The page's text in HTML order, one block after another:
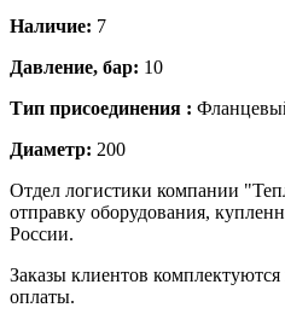
Наличие: 7
Давление, бар: 10
Тип присоединения :
Диаметр: 200
Отдел логистики компании
отправку оборудования,
России.
Заказы клиентов
оплаты.